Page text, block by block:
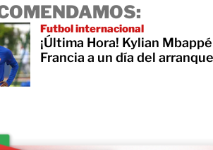
Futbol internacional
¡Última Hora! Kylian
Francia a un día del